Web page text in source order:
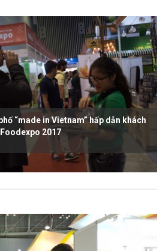
“made in Vietnam” hấp dẫn khách
2017